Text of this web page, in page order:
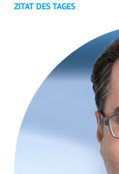
ZITAT DES TAGES